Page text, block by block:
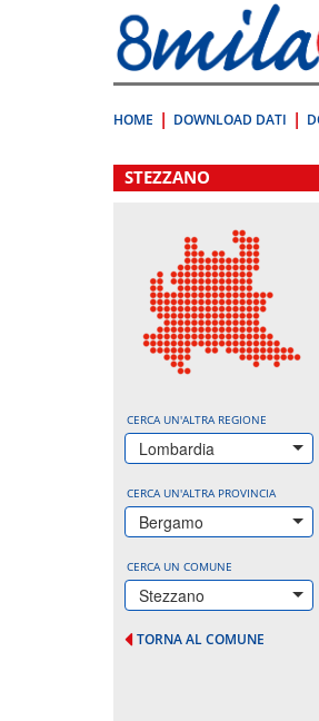
direttamente
a:
Contenuto
HOME DOWNLOAD DATI
.
STEZZANO
CERCA UN'ALTRA REGIONE
Lombardia
CERCA UN'ALTRA PROVINCIA
Bergamo
CERCA UN COMUNE
Stezzano
TORNA AL COMUNE